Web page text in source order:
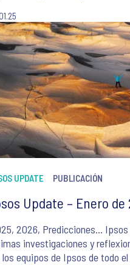
UPDATE PUBLICACIÓN
Update – Enero de
2026, Predicciones… Ipsos
investigaciones y
los equipos de Ipsos de todo